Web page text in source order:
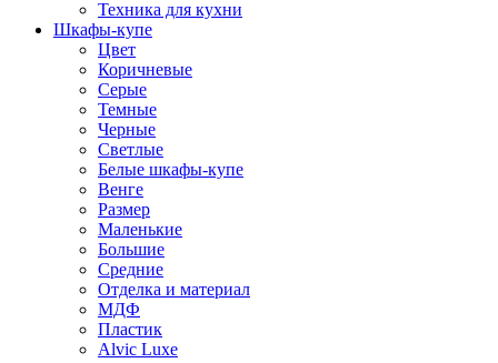
Техника для кухни
Шкафы-купе
Цвет
Коричневые
Серые
Темные
Черные
Светлые
Белые шкафы-купе
Венге
Размер
Маленькие
Большие
Средние
Отделка и материал
МДФ
Пластик
Alvic Luxe